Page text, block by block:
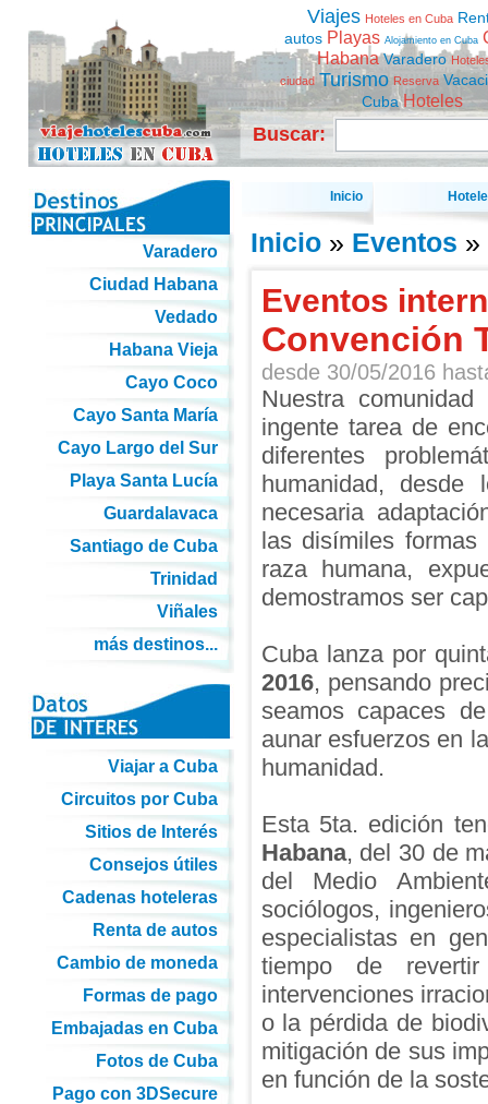
Viajes Hoteles en Cuba
autos Playas Alojamiento en Cuba
Habana Varadero
ciudad Turismo Reserva
Cuba Hoteles
Buscar:
Inicio
Inicio» Eventos »
Eventos
Convención
desde 30/05/2016
Nuestra
ingente tarea de
diferentes
humanidad,
necesaria
las disímiles
raza humana,
demostramos ser
Cuba lanza por
2016, pensando
seamos capaces
aunar esfuerzos en
humanidad.
Esta 5ta. edición
Habana, del 30 de
del Medio
sociólogos,
especialistas en
tiempo de
intervenciones
o la pérdida de
mitigación de sus
en función de la
Varadero
Ciudad Habana
Vedado
Habana Vieja
Cayo Coco
Cayo Santa María
Cayo Largo del Sur
Playa Santa Lucía
Guardalavaca
Santiago de Cuba
Trinidad
Viñales
más destinos...
Viajar a Cuba
Circuitos por Cuba
Sitios de Interés
Consejos útiles
Cadenas hoteleras
Renta de autos
Cambio de moneda
Formas de pago
Embajadas en Cuba
Fotos de Cuba
Pago con 3DSecure